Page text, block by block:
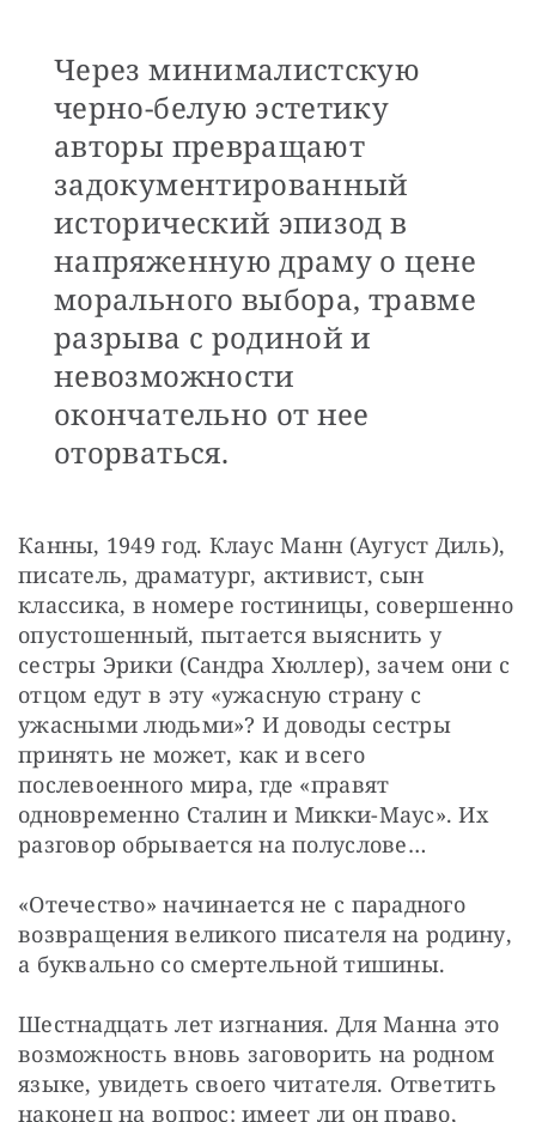
Через минималистскую
черно-белую эстетику
авторы превращают
задокументированный
исторический эпизод в
напряженную драму о цене
морального выбора, травме
разрыва с родиной и
невозможности
окончательно от нее
оторваться.
Канны, 1949 год. Клаус Манн (Аугуст Диль),
писатель, драматург, активист, сын
классика, в номере гостиницы, совершенно
опустошенный, пытается выяснить у
сестры Эрики (Сандра Хюллер), зачем они с
отцом едут в эту «ужасную страну с
ужасными людьми»? И доводы сестры
принять не может, как и всего
послевоенного мира, где «правят
одновременно Сталин и Микки-Маус». Их
разговор обрывается на полуслове…
«Отечество» начинается не с парадного
возвращения великого писателя на родину,
а буквально со смертельной тишины.
Шестнадцать лет изгнания. Для Манна это
возможность вновь заговорить на родном
языке, увидеть своего читателя. Ответить
наконец на вопрос: имеет ли он право,